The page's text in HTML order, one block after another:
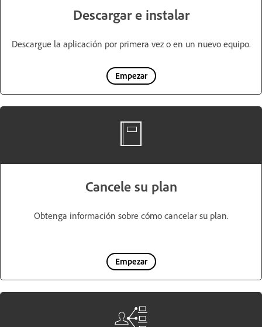
Descargar e instalar
Descargue la aplicación por primera vez o en un nuevo equipo.
Empezar
Cancele su plan
Obtenga información sobre cómo cancelar su plan.
Empezar